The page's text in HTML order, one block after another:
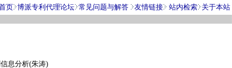
页 博派专利代理论坛 常见问题与解答 友情链接 站内检索 关于本站
息分析(朱涛)